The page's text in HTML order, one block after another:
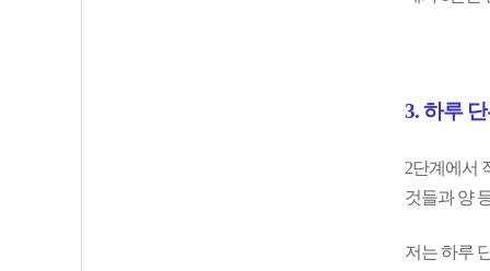
3. 하루
2단계에서
것들과 양
저는 하루